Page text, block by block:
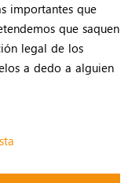
importantes que
que saquen
legal de los
a dedo a alguien